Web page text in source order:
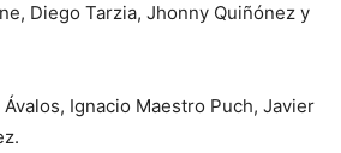
Diego Tarzia, Jhonny Quiñónez y
Ávalos, Ignacio Maestro Puch, Javier